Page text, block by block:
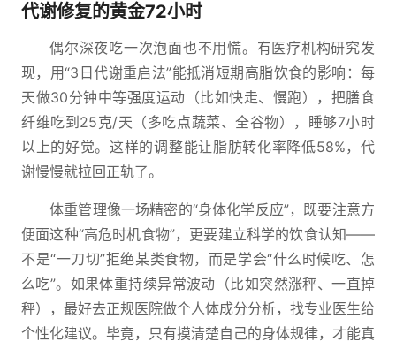
代谢修复的黄金72小时
偶尔深夜吃一次泡面也不用慌。有医疗机构研究发
现，用“3日代谢重启法”能抵消短期高脂饮食的影响：每
天做30分钟中等强度运动（比如快走、慢跑），把膳食
纤维吃到25克/天（多吃点蔬菜、全谷物），睡够7小时
以上的好觉。这样的调整能让脂肪转化率降低58%，代
谢慢慢就拉回正轨了。
体重管理像一场精密的“身体化学反应”，既要注意方
便面这种“高危时机食物”，更要建立科学的饮食认知——
不是“一刀切”拒绝某类食物，而是学会“什么时候吃、怎
么吃”。如果体重持续异常波动（比如突然涨秤、一直掉
秤），最好去正规医院做个人体成分分析，找专业医生给
个性化建议。毕竟，只有摸清楚自己的身体规律，才能真